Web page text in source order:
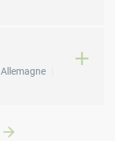
Allemagne